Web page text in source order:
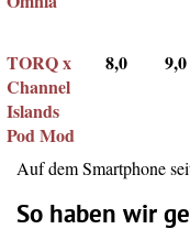
TORQ x
Channel
Islands
Pod Mod
8,0 9,0
Auf dem Smartphone
So haben wir